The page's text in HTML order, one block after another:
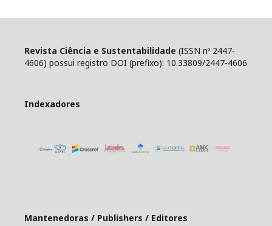
Revista Ciência e Sustentabilidade (ISSN nº 2447-
4606) possui registro DOI (prefixo): 10.33809/2447-4606
Indexadores
Mantenedoras / Publishers / Editores